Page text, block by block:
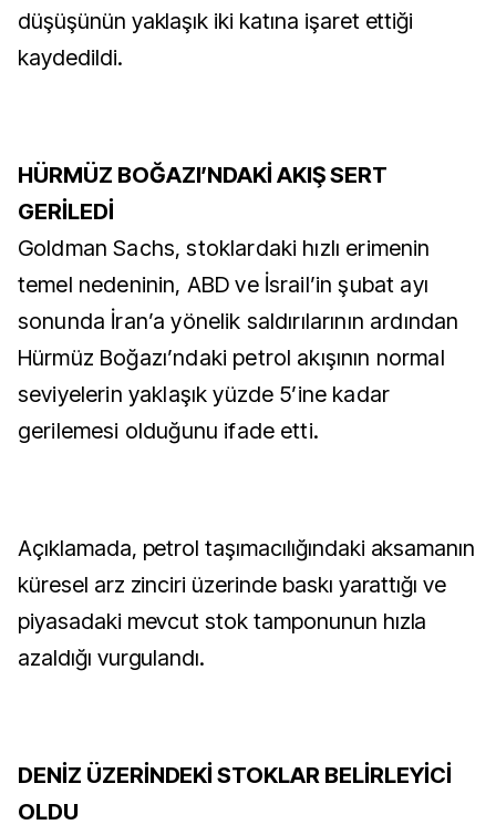
düşüşünün yaklaşık iki katına işaret ettiği
kaydedildi.
HÜRMÜZ BOĞAZI’NDAKİ AKIŞ SERT
GERİLEDİ
Goldman Sachs, stoklardaki hızlı erimenin
temel nedeninin, ABD ve İsrail’in şubat ayı
sonunda İran’a yönelik saldırılarının ardından
Hürmüz Boğazı’ndaki petrol akışının normal
seviyelerin yaklaşık yüzde 5’ine kadar
gerilemesi olduğunu ifade etti.
Açıklamada, petrol taşımacılığındaki aksamanın
küresel arz zinciri üzerinde baskı yarattığı ve
piyasadaki mevcut stok tamponunun hızla
azaldığı vurgulandı.
DENİZ ÜZERİNDEKİ STOKLAR BELİRLEYİCİ
OLDU